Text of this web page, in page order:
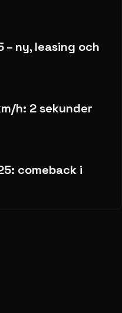
– ny, leasing och
h: 2 sekunder
comeback i